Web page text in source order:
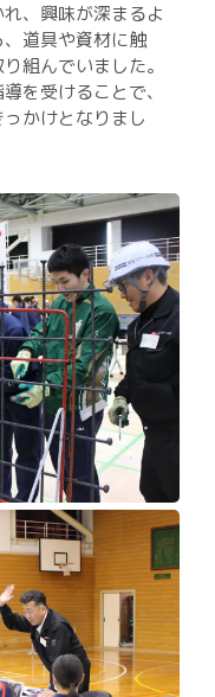
、興味が深まるよ
道具や資材に触
組んでいました。
を受けることで、
かけとなりまし